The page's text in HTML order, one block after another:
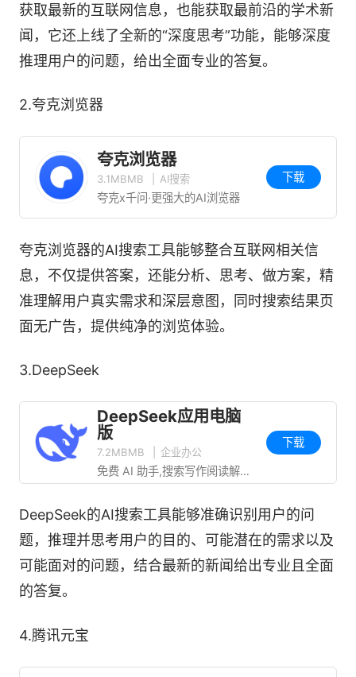
获取最新的互联网信息，也能获取最前沿的学术新
闻，它还上线了全新的“深度思考”功能，能够深度
推理用户的问题，给出全面专业的答复。
2.夸克浏览器
夸克浏览器
3.1MBMB AI搜索
夸克x千问·更强大的AI浏览器
下载
夸克浏览器的AI搜索工具能够整合互联网相关信
息，不仅提供答案，还能分析、思考、做方案，精
准理解用户真实需求和深层意图，同时搜索结果页
面无广告，提供纯净的浏览体验。
3.DeepSeek
DeepSeek应用电脑
版
7.2MBMB 企业办公
免费 AI 助手,搜索写作阅读解题翻译工具
下载
DeepSeek的AI搜索工具能够准确识别用户的问
题，推理并思考用户的目的、可能潜在的需求以及
可能面对的问题，结合最新的新闻给出专业且全面
的答复。
4.腾讯元宝